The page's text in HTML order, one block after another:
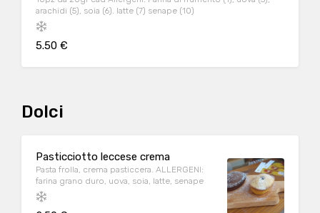
arachidi (5), soia (6). latte (7) senape (10)
5.50 €
Dolci
Pasticciotto leccese crema
Pasta frolla, crema pasticcera. ALLERGENI:
farina grano duro, uova, soia, latte, senape